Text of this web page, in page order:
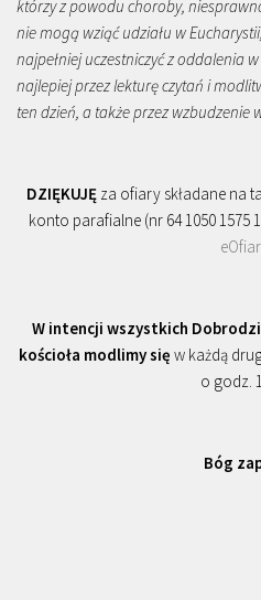
którzy z powodu choroby,
nie mogą wziąć udziału w
najpełniej uczestniczyć z oddalenia
najlepiej przez lekturę czytań i
ten dzień, a także przez wzbudzenie
DZIĘKUJĘ za ofiary składane na
konto parafialne (nr 64 1050 1575
W intencji wszystkich
kościoła modlimy się w każdą
o godz.
Bóg